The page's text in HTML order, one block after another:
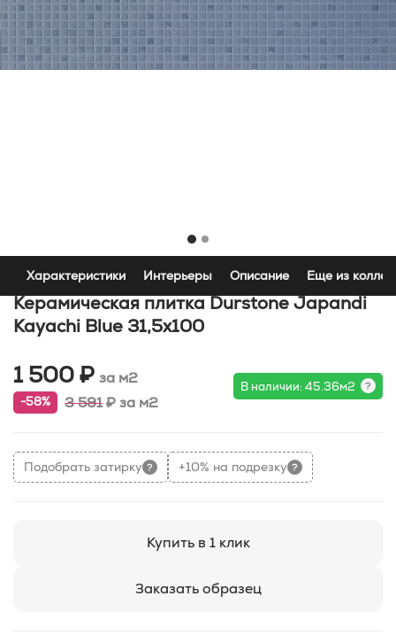
Характеристики Интерьеры Описание Еще из
Керамическая плитка Durstone Japandi
Kayachi Blue 31,5x100
1 500 ₽ за м2
-58% 3 591₽за м2
В наличии: 45.36м2
Подобрать затирку +10% на подрезку
Купить в 1 клик
Заказать образец